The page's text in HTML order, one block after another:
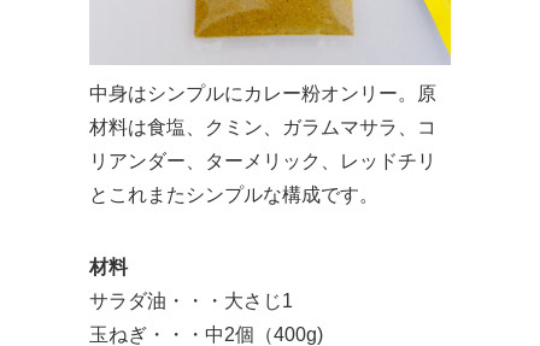
中身はシンプルにカレー粉オンリー。原
材料は食塩、クミン、ガラムマサラ、コ
リアンダー、ターメリック、レッドチリ
とこれまたシンプルな構成です。
材料
サラダ油・・・大さじ1
玉ねぎ・・・中2個（400g)